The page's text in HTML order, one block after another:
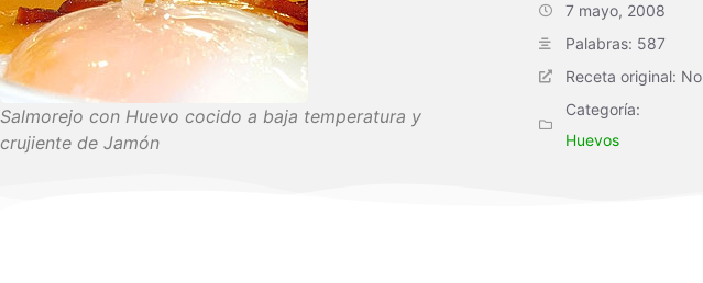
Salmorejo con Huevo cocido a baja temperatura y
crujiente de Jamón
7 mayo, 2008
Palabras: 587
Receta original: No
Categoría:
Huevos